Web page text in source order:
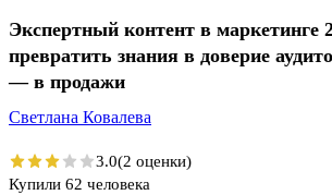
Экспертный контент в маркетинге
превратить знания в доверие
— в продажи
Светлана Ковалева
3.0(2 оценки)
Купили 62 человека